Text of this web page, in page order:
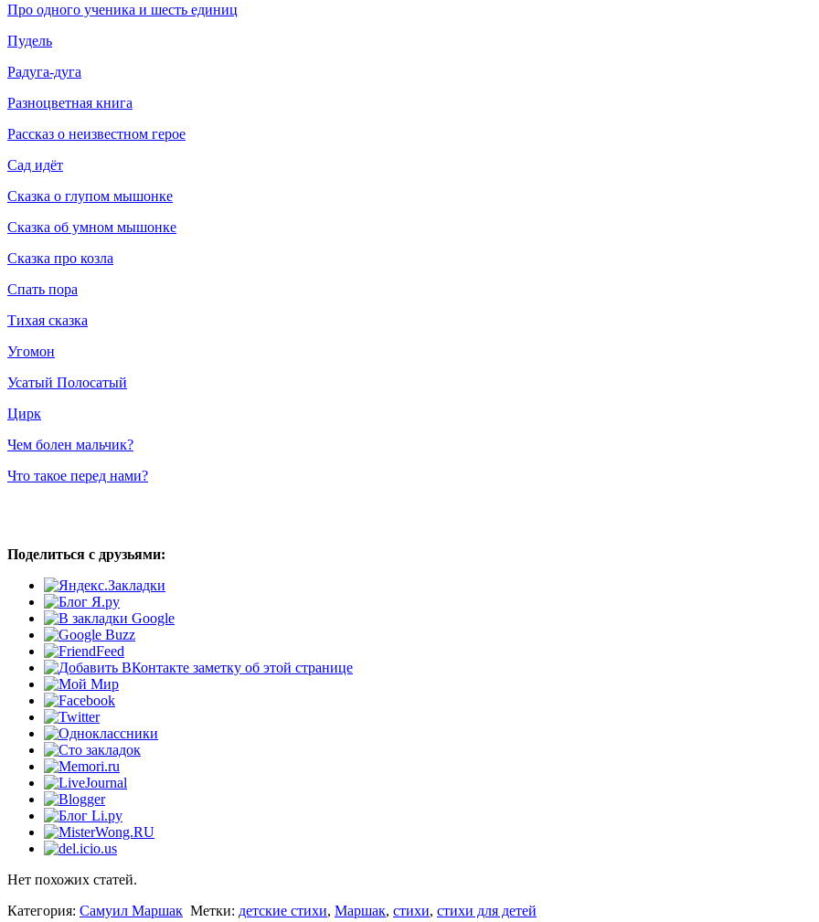
Про одного ученика и шесть единиц
Пудель
Радуга-дуга
Разноцветная книга
Рассказ о неизвестном герое
Сад идёт
Сказка о глупом мышонке
Сказка об умном мышонке
Сказка про козла
Спать пора
Тихая сказка
Угомон
Усатый Полосатый
Цирк
Чем болен мальчик?
Что такое перед нами?
Поделиться с друзьями:
Нет похожих статей.
Категория: Самуил Маршак Метки: детские стихи, Маршак, стихи, стихи для детей